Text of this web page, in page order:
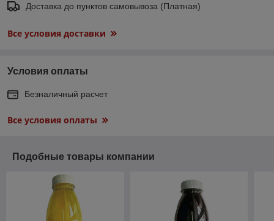
Доставка до пунктов самовывоза (Платная)
Все условия доставки
Условия оплаты
Безналичный расчет
Все условия оплаты
Подобные товары компании